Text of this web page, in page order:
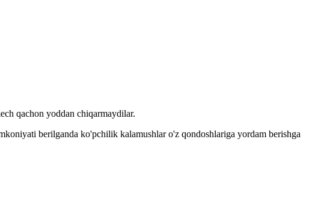
qachon yoddan chiqarmaydilar.
berilganda ko'pchilik kalamushlar o'z qondoshlariga yordam berishga